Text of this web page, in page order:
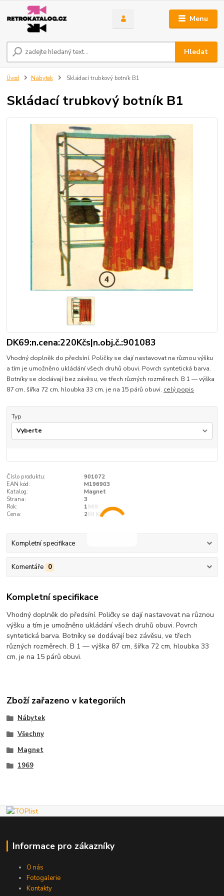
Menu
Hledat
Úvod Nábytek Skládací trubkový botník B1
Skládací trubkový botník B1
DK69:n.cena:220Kčs|n.obj.č.:901083
Vhodný doplněk do předsíní. Poličky se dají nastavovat na různou výšku
a tím je umožněno ukládání všech druhů obuvi. Povrch syntetická barva.
Botníky se dodávají bez závěsu, ve třech různých rozměrech. B 1 — výška
87 cm, šířka 72 cm, hloubka 33 cm, je na 15 párů obuvi. celý popis
Typ
Číslo produktu:
901072
EAN kód:
M196903
Katalog:
Magnet
Strana:
3
Rok:
1969
Cena:
200 Kčs
Kompletní specifikace
Komentáře 0
Kompletní specifikace
Vhodný doplněk do předsíní. Poličky se dají nastavovat na různou
výšku a tím je umožněno ukládání všech druhů obuvi. Povrch
syntetická barva. Botníky se dodávají bez závěsu, ve třech
různých rozměrech. B 1 — výška 87 cm, šířka 72 cm, hloubka 33
cm, je na 15 párů obuvi.
Zboží zařazeno v kategoriích
Nábytek
Všechny
Magnet
1969
Informace pro zákazníky
O nás
Fotogalerie
Kontakty